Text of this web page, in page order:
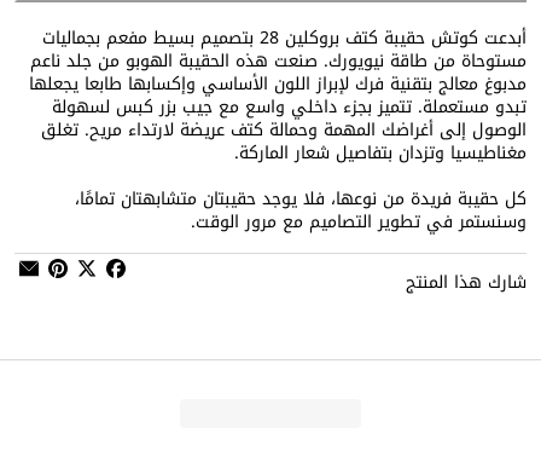
أبدعت كوتش حقيبة كتف بروكلين 28 بتصميم بسيط مفعم بجماليات
مستوحاة من طاقة نيويورك. صنعت هذه الحقيبة الهوبو من جلد ناعم
مدبوغ معالج بتقنية فرك لإبراز اللون الأساسي وإكسابها طابعا يجعلها
تبدو مستعملة. تتميز بجزء داخلي واسع مع جيب بزر كبس لسهولة
الوصول إلى أغراضك المهمة وحمالة كتف عريضة لارتداء مريح. تغلق
مغناطيسيا وتزدان بتفاصيل شعار الماركة.
كل حقيبة فريدة من نوعها، فلا يوجد حقيبتان متشابهتان تمامًا،
وسنستمر في تطوير التصاميم مع مرور الوقت.
شارك هذا المنتج